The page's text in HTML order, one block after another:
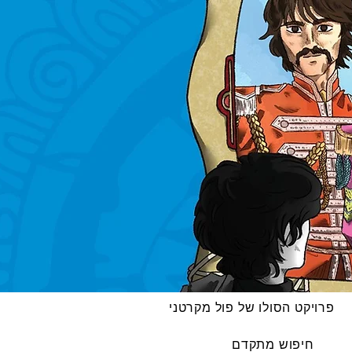
פרויקט הסולו של פול מקרטני
חיפוש מתקדם